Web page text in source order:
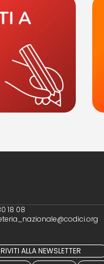
A
18 08
ALLA NEWSLETTER